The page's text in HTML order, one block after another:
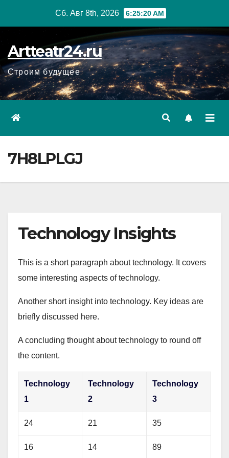
Сб. Авг 8th, 2026 6:25:21 AM
Artteatr24.ru
Строим будущее
7H8LPLGJ
Technology Insights
This is a short paragraph about technology. It covers
some interesting aspects of technology.
Another short insight into technology. Key ideas are
briefly discussed here.
A concluding thought about technology to round off
the content.
Technology
1
Technology
2
Technology
3
24 21 35
16 14 89